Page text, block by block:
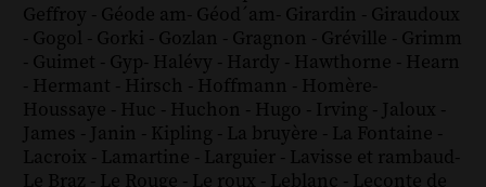
Geffroy - Géode am- Géod´am- Girardin - Giraudoux
- Gogol - Gorki - Gozlan - Gragnon - Gréville - Grimm
- Guimet - Gyp- Halévy - Hardy - Hawthorne - Hearn
- Hermant - Hirsch - Hoffmann - Homère-
Houssaye - Huc - Huchon - Hugo - Irving - Jaloux -
James - Janin - Kipling - La bruyère - La Fontaine -
Lacroix - Lamartine - Larguier - Lavisse et rambaud-
Le Braz - Le Rouge - Le roux - Leblanc - Leconte de